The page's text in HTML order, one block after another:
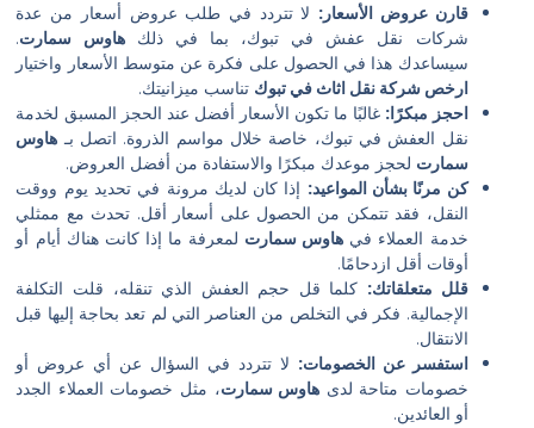
قارن عروض الأسعار: لا تتردد في طلب عروض أسعار من عدة
شركات نقل عفش في تبوك، بما في ذلكهاوس سمارت.
سيساعدك هذا في الحصول على فكرة عن متوسط الأسعار واختيار
ارخص شركة نقل اثاث في تبوك تناسب ميزانيتك.
احجز مبكرًا: غالبًا ما تكون الأسعار أفضل عند الحجز المسبق لخدمة
نقل العفش في تبوك، خاصة خلال مواسم الذروة. اتصل بـ هاوس
سمارت لحجز موعدك مبكرًا والاستفادة من أفضل العروض.
كن مرنًا بشأن المواعيد: إذا كان لديك مرونة في تحديد يوم ووقت
النقل، فقد تتمكن من الحصول على أسعار أقل. تحدث مع ممثلي
خدمة العملاء في هاوس سمارت لمعرفة ما إذا كانت هناك أيام أو
أوقات أقل ازدحامًا.
قلل متعلقاتك: كلما قل حجم العفش الذي تنقله، قلت التكلفة
الإجمالية. فكر في التخلص من العناصر التي لم تعد بحاجة إليها قبل
الانتقال.
استفسر عن الخصومات: لا تتردد في السؤال عن أي عروض أو
خصومات متاحة لدى هاوس سمارت، مثل خصومات العملاء الجدد
أو العائدين.